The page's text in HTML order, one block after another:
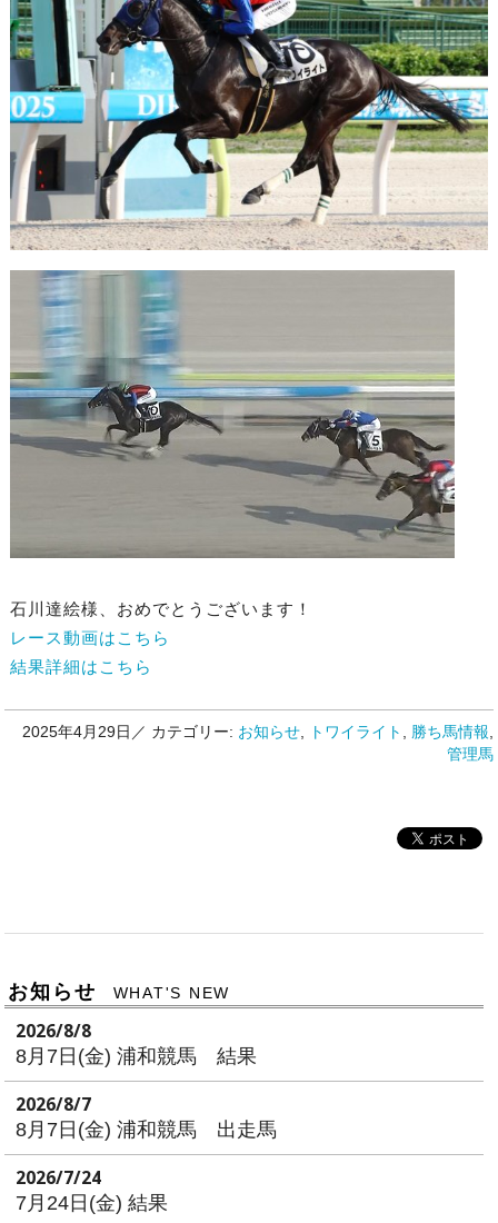
石川達絵様、おめでとうございます！
レース動画はこちら
結果詳細はこちら
2025年4月29日／ カテゴリー: お知らせ, トワイライト , 勝ち馬情報,
管理馬
お知らせ WHAT'S NEW
2026/8/8
8月7日(金) 浦和競馬 結果
2026/8/7
8月7日(金) 浦和競馬 出走馬
2026/7/24
7月24日(金) 結果